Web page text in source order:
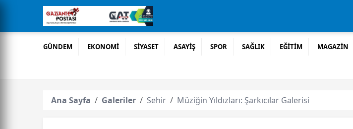
GÜNDEM EKONOMİ SİYASET ASAYİŞ SPOR SAĞLIK EĞİTİM MAGAZİN
Ana Sayfa Galeriler Sehir Müziğin Yıldızları: Şarkıcılar Galerisi